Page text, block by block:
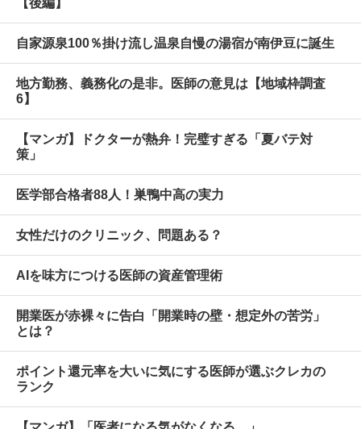
自家源泉100％掛け流し温泉自慢の湯宿が南伊豆に誕生
地方勤務、義務化の是非。医師の意見は【地域枠調査
6】
【マンガ】ドクターが熱弁！完璧すぎる「夏バテ対
策」
医学部合格者88人！巣鴨中高の実力
女性だけのクリニック、問題ある？
AIを味方につける医師の資産管理術
開業医が赤裸々に告白「開業時の壁・想定外の苦労」
とは？
ポイント還元率を大いに気にする医師が選ぶクレカの
ランク